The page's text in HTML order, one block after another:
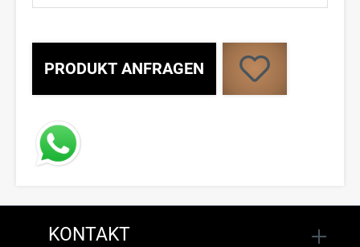
PRODUKT ANFRAGEN
KONTAKT